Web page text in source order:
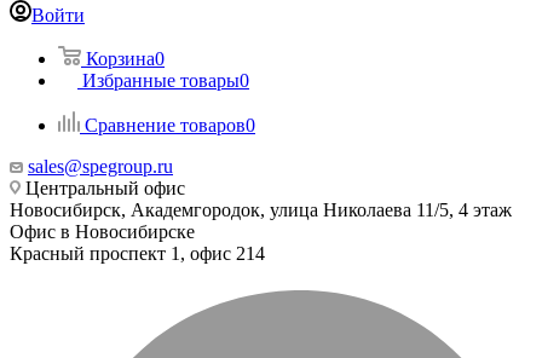
Войти
Корзина0
Избранные товары0
Сравнение товаров0
sales@spegroup.ru
Центральный офис
Новосибирск, Академгородок, улица Николаева 11/5, 4 этаж
Офис в Новосибирске
Красный проспект 1, офис 214